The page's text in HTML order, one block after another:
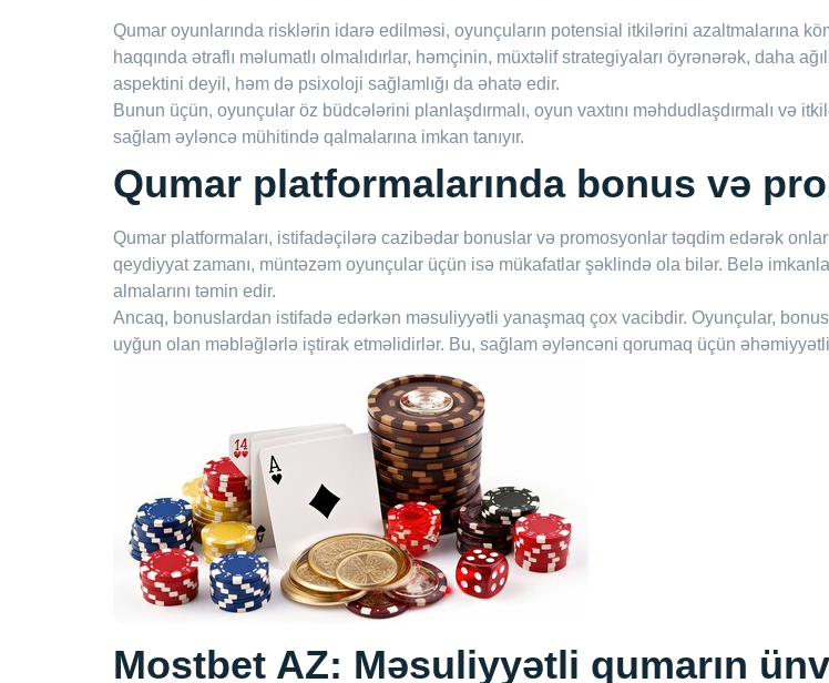
Qumar oyunlarında risklərin idarə edilməsi, oyunçuların potensial itkilərini azaltmalarına
haqqında ətraflı məlumatlı olmalıdırlar, həmçinin, müxtəlif strategiyaları öyrənərək, daha
aspektini deyil, həm də psixoloji sağlamlığı da əhatə edir.
Bunun üçün, oyunçular öz büdcələrini planlaşdırmalı, oyun vaxtını məhdudlaşdırmalı və
sağlam əyləncə mühitində qalmalarına imkan tanıyır.
Qumar platformalarında bonus və
Qumar platformaları, istifadəçilərə cazibədar bonuslar və promosyonlar təqdim edərək
qeydiyyat zamanı, müntəzəm oyunçular üçün isə mükafatlar şəklində ola bilər. Belə
almalarını təmin edir.
Ancaq, bonuslardan istifadə edərkən məsuliyyətli yanaşmaq çox vacibdir. Oyunçular,
uyğun olan məbləğlərlə iştirak etməlidirlər. Bu, sağlam əyləncəni qorumaq üçün
Mostbet AZ: Məsuliyyətli qumarın